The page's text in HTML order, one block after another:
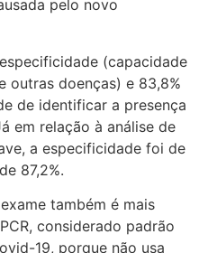
pelo novo
(capacidade
outras doenças) e 83,8%
de identificar a presença
em relação à análise de
a especificidade foi de
87,2%.
também é mais
considerado padrão
19, porque não usa